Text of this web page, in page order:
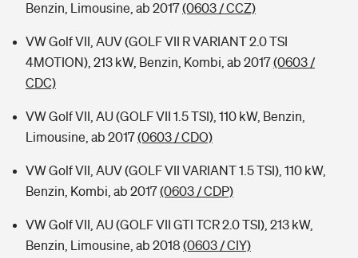
Benzin, Limousine, ab 2017(0603 / CCZ)
VW Golf VII, AUV (GOLF VII R VARIANT 2.0 TSI
4MOTION), 213 kW, Benzin, Kombi, ab 2017(0603 /
CDC)
VW Golf VII, AU (GOLF VII 1.5 TSI), 110 kW, Benzin,
Limousine, ab 2017(0603 / CDO)
VW Golf VII, AUV (GOLF VII VARIANT 1.5 TSI), 110 kW,
Benzin, Kombi, ab 2017(0603 / CDP)
VW Golf VII, AU (GOLF VII GTI TCR 2.0 TSI), 213 kW,
Benzin, Limousine, ab 2018 (0603 / CIY)